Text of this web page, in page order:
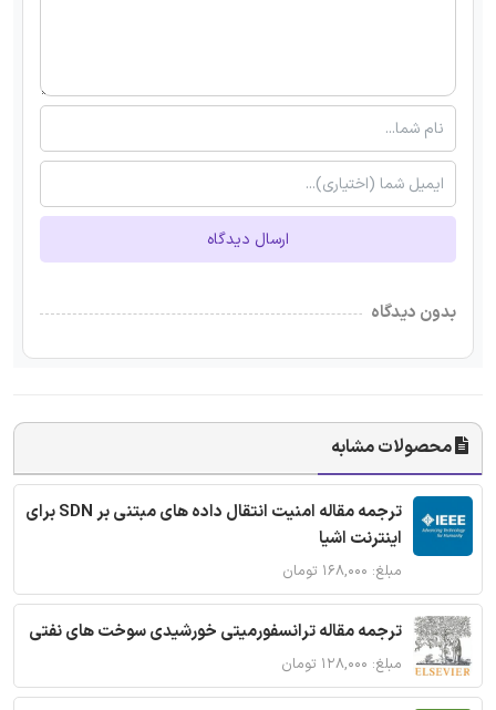
ارسال دیدگاه
بدون دیدگاه
محصولات مشابه
ترجمه مقاله امنیت انتقال داده های مبتنی بر SDN برای
اینترنت اشیا
مبلغ: ۱۶۸,۰۰۰ تومان
ترجمه مقاله ترانسفورمیتی خورشیدی سوخت های نفتی
مبلغ: ۱۲۸,۰۰۰ تومان